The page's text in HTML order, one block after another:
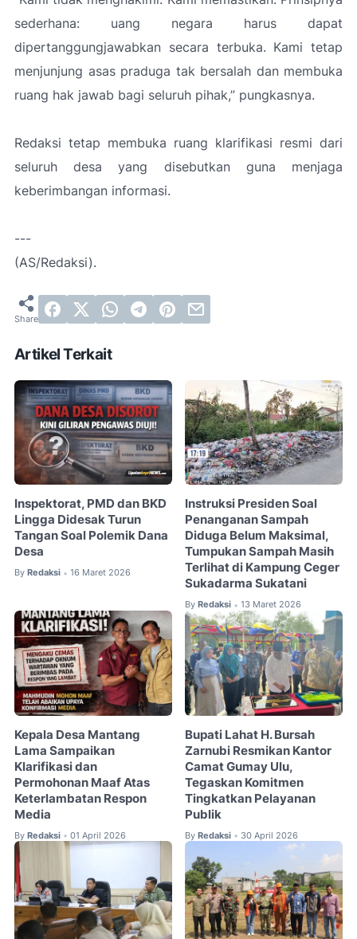
sederhana: uang negara harus dapat
dipertanggungjawabkan secara terbuka. Kami tetap
menjunjung asas praduga tak bersalah dan membuka
ruang hak jawab bagi seluruh pihak,” pungkasnya.
Redaksi tetap membuka ruang klarifikasi resmi dari
seluruh desa yang disebutkan guna menjaga
keberimbangan informasi.
---
(AS/Redaksi).
Artikel Terkait
Inspektorat, PMD dan BKD
Lingga Didesak Turun
Tangan Soal Polemik Dana
Desa
By Redaksi • 16 Maret 2026
Instruksi Presiden Soal
Penanganan Sampah
Diduga Belum Maksimal,
Tumpukan Sampah Masih
Terlihat di Kampung Ceger
Sukadarma Sukatani
By Redaksi • 13 Maret 2026
Kepala Desa Mantang
Lama Sampaikan
Klarifikasi dan
Permohonan Maaf Atas
Keterlambatan Respon
Media
By Redaksi • 01 April 2026
Bupati Lahat H. Bursah
Zarnubi Resmikan Kantor
Camat Gumay Ulu,
Tegaskan Komitmen
Tingkatkan Pelayanan
Publik
By Redaksi • 30 April 2026